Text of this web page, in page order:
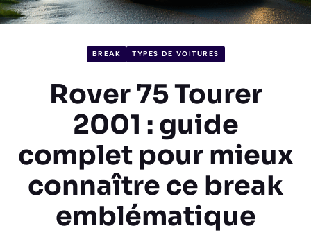
BREAK TYPES DE VOITURES
Rover 75 Tourer
2001 : guide
complet pour mieux
connaître ce break
emblématique